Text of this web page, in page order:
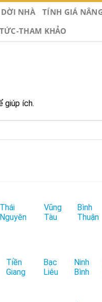
NHÀ TÍNH GIÁ
THAM KHẢO
giúp ích.
Thái
Nguyên
Vũng
Tàu
Bình
Thuận
Tiền
Giang
Bạc
Liêu
Ninh
Bình